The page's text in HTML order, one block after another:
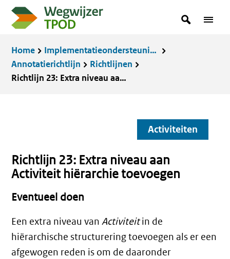
Overslaan
inhoud
gaan
zoekterm
in
Zoeken Menu
Kruimelpad
Home
Implementatieondersteuning
Annotatierichtlijn
Richtlijnen
Richtlijn 23: Extra niveau aan Activiteit hiërarchie toevoegen
Activiteiten
Richtlijn 23: Extra niveau aan
Activiteit hiërarchie toevoegen
Eventueel doen
Een extra niveau vanActiviteitin de
hiërarchische structurering toevoegen als er een
afgewogen reden is om de daaronder